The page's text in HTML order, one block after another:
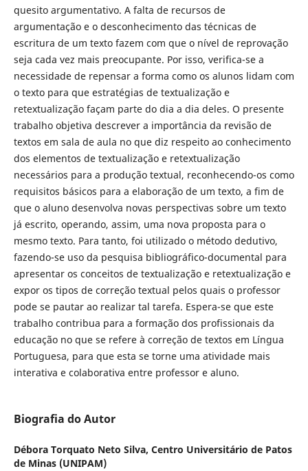
quesito argumentativo. A falta de recursos de
argumentação e o desconhecimento das técnicas de
escritura de um texto fazem com que o nível de reprovação
seja cada vez mais preocupante. Por isso, verifica-se a
necessidade de repensar a forma como os alunos lidam com
o texto para que estratégias de textualização e
retextualização façam parte do dia a dia deles. O presente
trabalho objetiva descrever a importância da revisão de
textos em sala de aula no que diz respeito ao conhecimento
dos elementos de textualização e retextualização
necessários para a produção textual, reconhecendo-os como
requisitos básicos para a elaboração de um texto, a fim de
que o aluno desenvolva novas perspectivas sobre um texto
já escrito, operando, assim, uma nova proposta para o
mesmo texto. Para tanto, foi utilizado o método dedutivo,
fazendo-se uso da pesquisa bibliográfico-documental para
apresentar os conceitos de textualização e retextualização e
expor os tipos de correção textual pelos quais o professor
pode se pautar ao realizar tal tarefa. Espera-se que este
trabalho contribua para a formação dos profissionais da
educação no que se refere à correção de textos em Língua
Portuguesa, para que esta se torne uma atividade mais
interativa e colaborativa entre professor e aluno.
Biografia do Autor
Débora Torquato Neto Silva, Centro Universitário de Patos
de Minas (UNIPAM)